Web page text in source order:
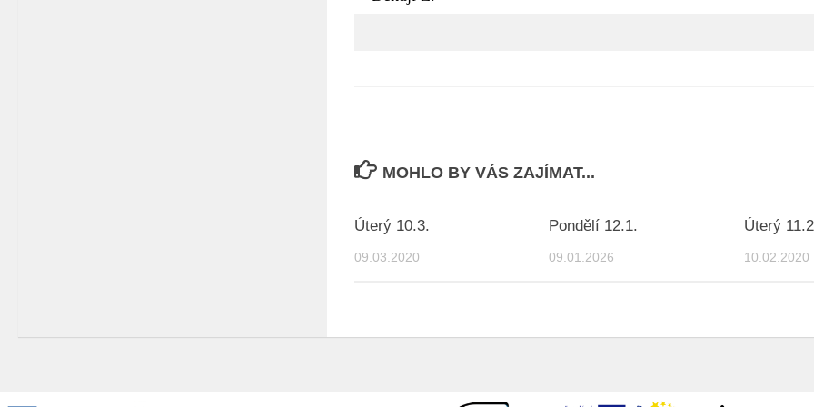
MOHLO BY VÁS ZAJÍMAT...
Úterý 10.3.
09.03.2020
Pondělí 12.1.
09.01.2026
Úterý
10.02.2020